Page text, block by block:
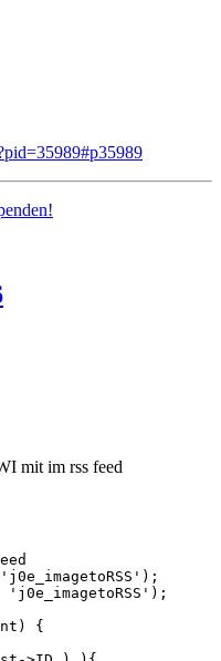
mit im rss feed
{